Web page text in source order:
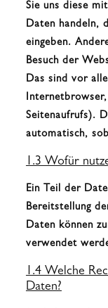
Sie uns diese
Daten handeln,
eingeben.
Besuch der
Das sind vor
Seitenaufrufs).
automatisch,
1.3 Wofür
Ein Teil der
Bereitstellung
Daten können
verwendet
1.4 Welche
Daten?